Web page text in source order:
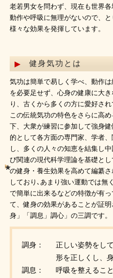
老若男女を問わず、現在も世界各
動作や呼吸に無理がないので、
様々な効果を発揮しています。
健身気功とは
気功は簡単で易しく学べ、動作
を必要足せず、心身の健康に大
り、古くから多くの方に愛好され
この伝統気功の特色をさらに高
下、大衆が練習に参加して強身
的として各方面の専門家、学者
し、多くの人々の知恵を結集し
び関連の現代科学理論を基礎と
の健身・養生効果を高めて編纂
しており､あまり強い運動では無
で簡単に出来るなどの特徴が有
て、健身の効果があることが証
身」「調息」調心」の三調です。
調身：
正しい姿勢をし
形を正しくし、
調息：
呼吸を整えること